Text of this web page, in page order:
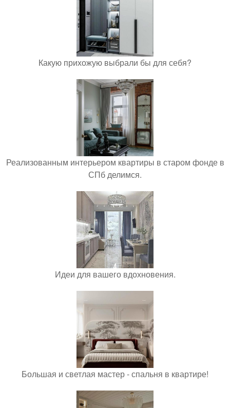
Какую прихожую выбрали бы для себя?
Реализованным интерьером квартиры в старом фонде в
СПб делимся.
Идеи для вашего вдохновения.
Большая и светлая мастер - спальня в квартире!